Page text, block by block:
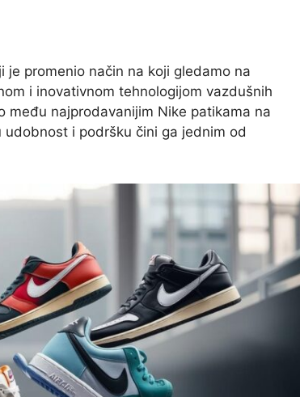
je promenio način na koji gledamo na
i inovativnom tehnologijom vazdušnih
najprodavanijim Nike patikama na
i podršku čini ga jednim od